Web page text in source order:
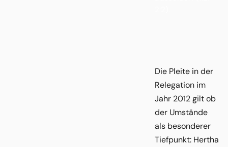
Die Pleite in der
Relegation im
Jahr 2012 gilt ob
der Umstände
als besonderer
Tiefpunkt: Hertha